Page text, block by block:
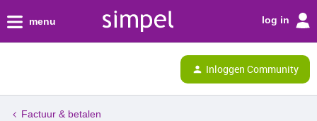
menu log in
Inloggen Community
Factuur & betalen